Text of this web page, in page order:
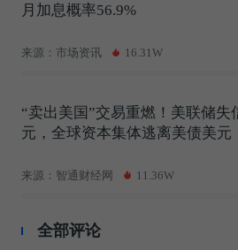
月加息概率56.9%
来源：市场资讯 16.31W
“卖出美国”交易重燃！美联储失
元，全球资本集体逃离美债美元
来源：智通财经网 11.36W
全部评论